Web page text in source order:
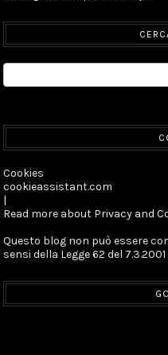
Cookies
cookieassistant.com
|
Read more about Privacy and
Questo blog non può essere
sensi della Legge 62 del 7.3.2001